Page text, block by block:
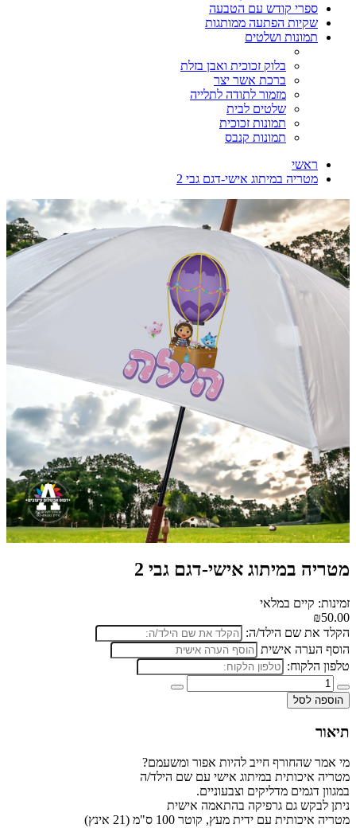
ספרי קודש עם הטבעה
שקיות הפתעה ממותגות
תמונות ושלטים
בלוק זכוכית ואבן בזלת
ברכת אשר יצר
מזמור לתודה לתלייה
שלטים לבית
תמונות זכוכית
תמונות קנבס
ראשי
מטריה במיתוג אישי-דגם גבי 2
מטריה במיתוג אישי-דגם גבי 2
זמינות: קיים במלאי
₪50.00
הקלד את שם הילד/ה:
הוסף הערה אישית
טלפון הלקוח:
הוספה לסל
תיאור
מי אמר שהחורף חייב להיות אפור ומשעמם?
מטריה איכותית במיתוג אישי עם שם הילד/ה
במגוון דגמים מדליקים וצבעוניים.
ניתן לבקש גם גרפיקה בהתאמה אישית
מטריה איכותית עם ידית מעץ, קוטר 100 ס"מ (21 אינץ)